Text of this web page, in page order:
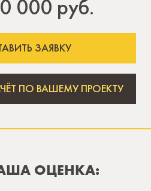
000 руб.
ЗАЯВКУ
ПО ВАШЕМУ ПРОЕКТУ
ОЦЕНКА: